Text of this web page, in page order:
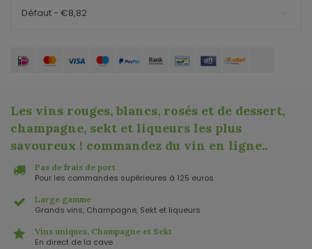
Défaut - €8,82
Les vins rouges, blancs, rosés et de dessert,
champagne, sekt et liqueurs les plus
savoureux ! commandez du vin en ligne..
Pas de frais de port
Pour les commandes supérieures à 125 euros
Large gamme
Grands vins, Champagne, Sekt et liqueurs
Vins uniques, Champagne et Sekt
En direct de la cave